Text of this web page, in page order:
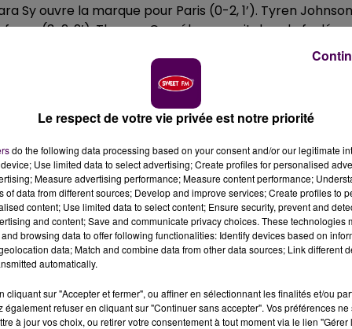
Sy ouvre la marque pour Paris (0-2, 1’). Tyren Johnson
(3-2, 2’). Thomas Cornély poursuit dans la foulée,
mais l’ADA écarte le danger. Ce dernier se rachète,
(11-8, 5’). Un long dunk appuyé de Johnson
et les Blésois poussent dans la raquette adverse.
cale à trois points, et un important travail de
10, 7’), et Sambe enchaîne (19-12, 9’). Odigie creuse
: 23-12
les pertes de balle. L’ADA prend le large face à
les visiteurs sous la raquette, puis enchaîne encore...
donne un peu d’air au tableau (31-16, 13’), mais
parisien avec Kamagate (33-21, 14’). Mais
mais le capitaine Monclar est là, puis encore
et tient éloignées les tentatives parisiennes. Un trois
! Amara Sy prend un primé pour Paris (48-33, 19’)Le
Le respect de votre vie privée est notre priorité
do the following data processing based on your consent and/or our legitimate
Use limited data to select advertising; Create profiles for personalised
Measure advertising performance; Measure content performance;
of data from different sources; Develop and improve services; Create profiles to
content; Use limited data to select content; Ensure security, prevent and
and content; Save and communicate privacy choices. These technologies
browsing data to offer following functionalities: Identify devices based on
data; Match and combine data from other data sources; Link different
automatically.
cliquant sur "Accepter et fermer", ou affiner en sélectionnant les finalités et/ou
également refuser en cliquant sur "Continuer sans accepter". Vos préférences
à jour vos choix, ou retirer votre consentement à tout moment via le lien